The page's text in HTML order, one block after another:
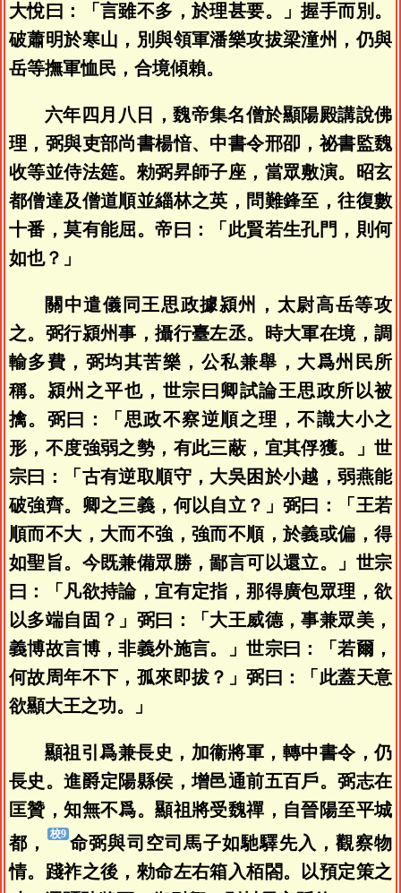
大悅曰：「言雖不多，於理甚要。」握手而別。
破蕭明於寒山，別與領軍潘樂攻拔梁潼州，仍與
岳等撫軍恤民，合境傾賴。
六年四月八日，魏帝集名僧於顯陽殿講說佛
理，弼與吏部尚書楊愔、中書令邢卲，祕書監魏
收等並侍法筵。勑弼昇師子座，當眾敷演。昭玄
都僧達及僧道順並緇林之英，問難鋒至，往復數
十番，莫有能屈。帝曰：「此賢若生孔門，則何
如也？」
關中遣儀同王思政據潁州，太尉高岳等攻
之。弼行潁州事，攝行臺左丞。時大軍在境，調
輸多費，弼均其苦樂，公私兼舉，大爲州民所
稱。潁州之平也，世宗曰卿試論王思政所以被
擒。弼曰：「思政不察逆順之理，不識大小之
形，不度強弱之勢，有此三蔽，宜其俘獲。」世
宗曰：「古有逆取順守，大吳困於小越，弱燕能
破強齊。卿之三義，何以自立？」弼曰：「王若
順而不大，大而不強，強而不順，於義或偏，得
如聖旨。今既兼備眾勝，鄙言可以還立。」世宗
曰：「凡欲持論，宜有定指，那得廣包眾理，欲
以多端自固？」弼曰：「大王威德，事兼眾美，
義博故言博，非義外施言。」世宗曰：「若爾，
何故周年不下，孤來即拔？」弼曰：「此蓋天意
欲顯大王之功。」
顯祖引爲兼長史，加衞將軍，轉中書令，仍
長史。進爵定陽縣侯，增邑通前五百戶。弼志在
匡贊，知無不爲。顯祖將受魏禪，自晉陽至平城
都，
命弼與司空司馬子如馳驛先入，觀察物
情。踐祚之後，勑命左右箱入栢閤。以預定策之